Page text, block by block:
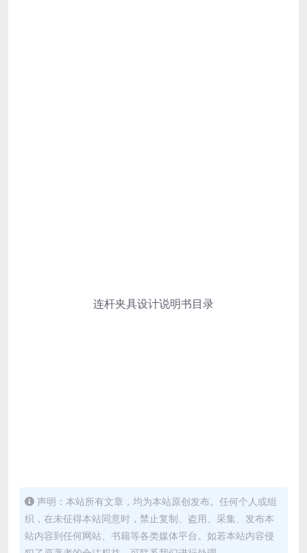
连杆夹具设计说明书目录
声明：本站所有文章，均为本站原创发布。任何个人或组
织，在未征得本站同意时，禁止复制、盗用、采集、发布本
站内容到任何网站、书籍等各类媒体平台。如若本站内容侵